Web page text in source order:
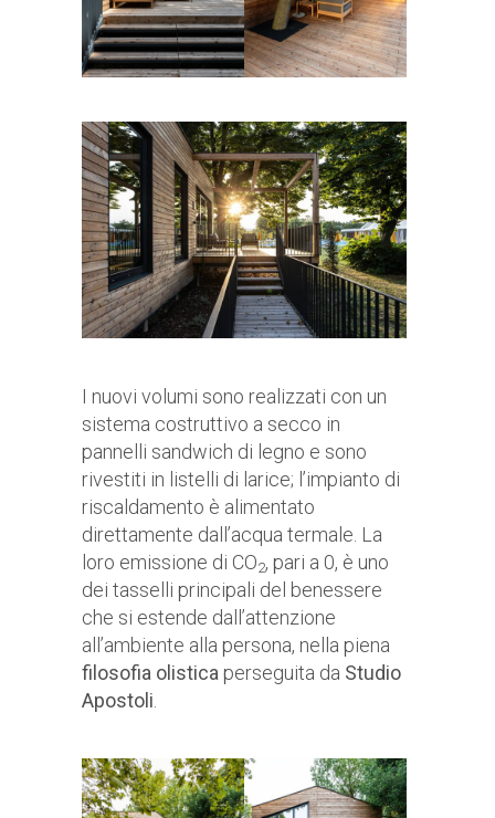
I nuovi volumi sono realizzati con un
sistema costruttivo a secco in
pannelli sandwich di legno e sono
rivestiti in listelli di larice; l’impianto di
riscaldamento è alimentato
direttamente dall’acqua termale. La
loro emissione di CO2, pari a 0, è uno
dei tasselli principali del benessere
che si estende dall’attenzione
all’ambiente alla persona, nella piena
filosofia olistica perseguita da Studio
Apostoli